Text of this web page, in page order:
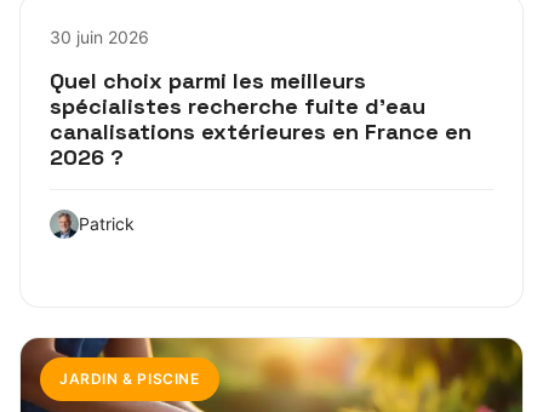
30 juin 2026
Quel choix parmi les meilleurs
spécialistes recherche fuite d’eau
canalisations extérieures en France en
2026 ?
Patrick
JARDIN & PISCINE